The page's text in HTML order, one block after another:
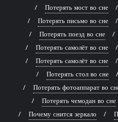
Потерять мост во сне
Потерять письмо во сне
Потерять поезд во сне
Потерять самолёт во сне
Потерять самолёт во сне
Потерять стол во сне
Потерять фотоаппарат во
Потерять чемодан во сне
Почему снится зеркало